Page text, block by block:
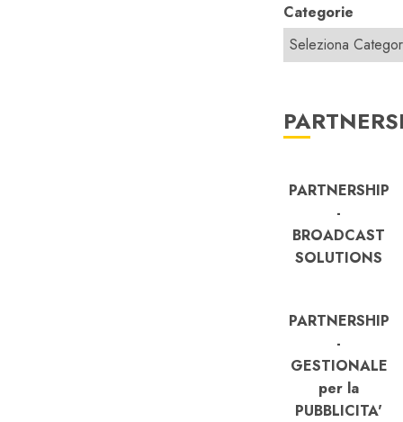
Categorie
PARTNERSHIP
-
BROADCAST
SOLUTIONS
PARTNERSHIP
-
GESTIONALE
per la
PUBBLICITA'